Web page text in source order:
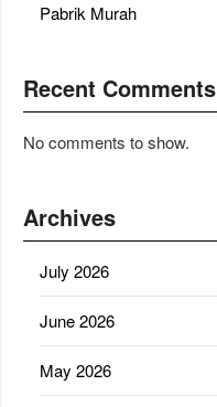
Pabrik Murah
Recent Comments
No comments to show.
Archives
July 2026
June 2026
May 2026